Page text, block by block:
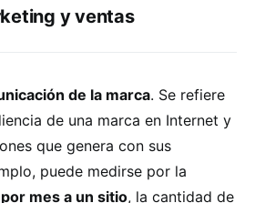
y ventas
de la marca. Se refiere
de una marca en Internet y
que genera con sus
puede medirse por la
mes a un sitio, la cantidad de